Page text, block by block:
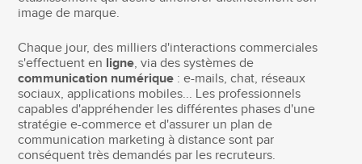
image de marque.
Chaque jour, des milliers d'interactions commerciales
s'effectuent en ligne, via des systèmes de
communication numérique : e-mails, chat, réseaux
sociaux, applications mobiles... Les professionnels
capables d'appréhender les différentes phases d'une
stratégie e-commerce et d'assurer un plan de
communication marketing à distance sont par
conséquent très demandés par les recruteurs.